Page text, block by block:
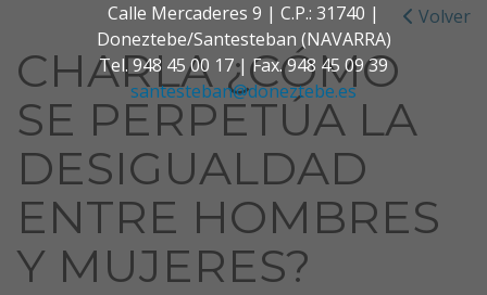
Calle Mercaderes 9 | C.P.: 31740 |
Doneztebe/Santesteban (NAVARRA)
Tel. 948 45 00 17 | Fax. 948 45 09 39
santesteban@doneztebe.es
Volver
CHARLA ¿CÓMO
SE PERPETÚA LA
DESIGUALDAD
ENTRE HOMBRES
Y MUJERES?